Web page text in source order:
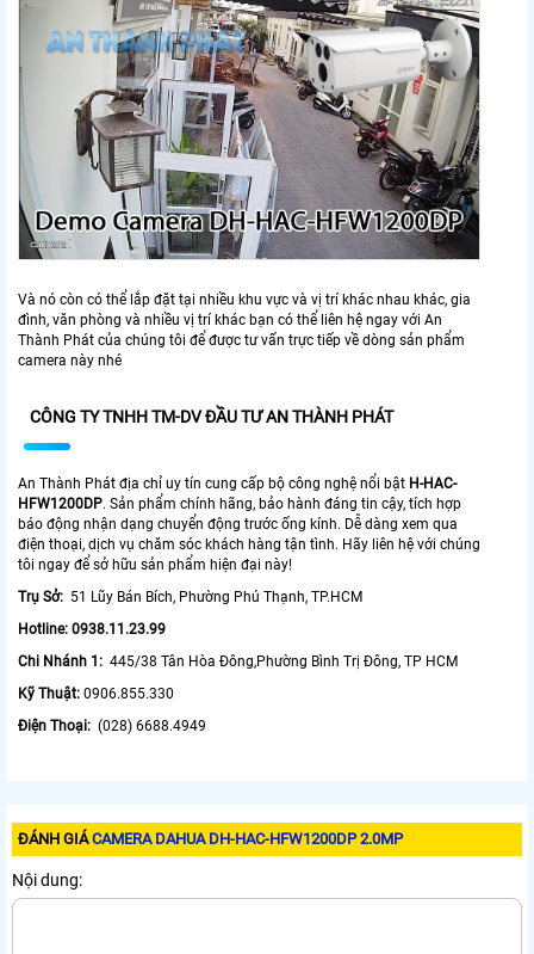
Và nó còn có thể lắp đặt tại nhiều khu vực và vị trí khác nhau khác, gia
đình, văn phòng và nhiều vị trí khác bạn có thể liên hệ ngay với An
Thành Phát của chúng tôi để được tư vấn trực tiếp về dòng sản phẩm
camera này nhé
CÔNG TY TNHH TM-DV ĐẦU TƯ AN THÀNH PHÁT
An Thành Phát địa chỉ uy tín cung cấp bộ công nghệ nổi bật H-HAC-
HFW1200DP. Sản phẩm chính hãng, bảo hành đáng tin cậy, tích hợp
báo động nhận dạng chuyển động trước ống kính. Dễ dàng xem qua
điện thoại, dịch vụ chăm sóc khách hàng tận tình. Hãy liên hệ với chúng
tôi ngay để sở hữu sản phẩm hiện đại này!
Trụ Sở: 51 Lũy Bán Bích, Phường Phú Thạnh, TP.HCM
Hotline: 0938.11.23.99
Chi Nhánh 1: 445/38 Tân Hòa Đông,Phường Bình Trị Đông, TP HCM
Kỹ Thuật: 0906.855.330
Điện Thoại: (028) 6688.4949
ĐÁNH GIÁCAMERA DAHUA DH-HAC-HFW1200DP 2.0MP
Nội dung: